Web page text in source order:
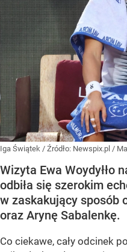
Iga Świątek / Źródło: Newspix.pl /
Wizyta Ewa Woydyłło
odbiła się szerokim
w zaskakujący sposób
oraz Arynę Sabalenkę.
Co ciekawe, cały odcinek